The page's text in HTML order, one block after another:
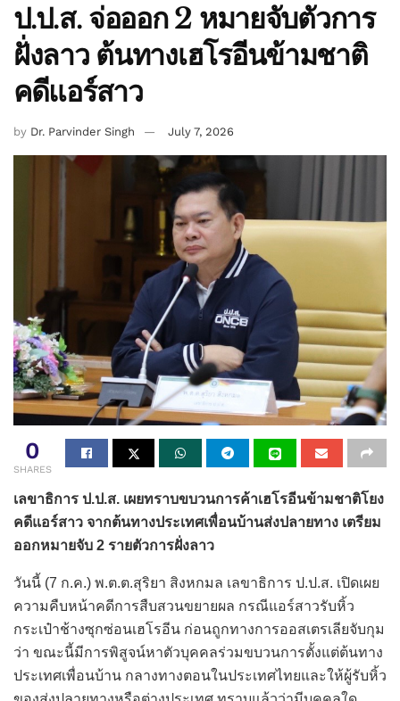
ป.ป.ส. จ่อออก 2 หมายจับตัวการ
ฝั่งลาว ต้นทางเฮโรอีนข้ามชาติ
คดีแอร์สาว
by Dr. Parvinder Singh July 7, 2026
0
SHARES
เลขาธิการ ป.ป.ส. เผยทราบขบวนการค้าเฮโรอีนข้ามชาติโยง
คดีแอร์สาว จากต้นทางประเทศเพื่อนบ้านส่งปลายทาง เตรียม
ออกหมายจับ 2 รายตัวการฝั่งลาว
วันนี้ (7 ก.ค.) พ.ต.ต.สุริยา สิงหกมล เลขาธิการ ป.ป.ส. เปิดเผย
ความคืบหน้าคดีการสืบสวนขยายผล กรณีแอร์สาวรับหิ้ว
กระเป๋าช้างซุกซ่อนเฮโรอีน ก่อนถูกทางการออสเตรเลียจับกุม
ว่า ขณะนี้มีการพิสูจน์หาตัวบุคคลร่วมขบวนการตั้งแต่ต้นทาง
ประเทศเพื่อนบ้าน กลางทางตอนในประเทศไทยและให้ผู้รับหิ้ว